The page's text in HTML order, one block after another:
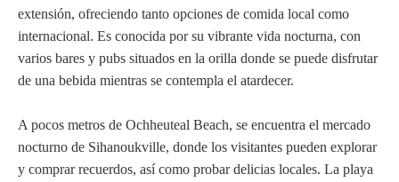
extensión, ofreciendo tanto opciones de comida local como
internacional. Es conocida por su vibrante vida nocturna, con
varios bares y pubs situados en la orilla donde se puede disfrutar
de una bebida mientras se contempla el atardecer.
A pocos metros de Ochheuteal Beach, se encuentra el mercado
nocturno de Sihanoukville, donde los visitantes pueden explorar
y comprar recuerdos, así como probar delicias locales. La playa